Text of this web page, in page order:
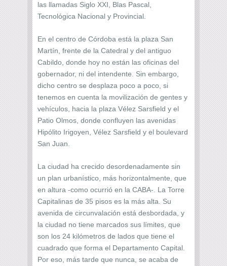
las llamadas Siglo XXI, Blas Pascal,
Tecnológica Nacional y Provincial.
En el centro de Córdoba está la plaza San
Martín, frente de la Catedral y del antiguo
Cabildo, donde hoy no están las oficinas del
gobernador, ni del intendente. Sin embargo,
dicho centro se desplaza poco a poco, si
tenemos en cuenta la movilización de gentes y
vehículos, hacia la plaza Vélez Sarsfield y el
Patio Olmos, donde confluyen las avenidas
Hipólito Irigoyen, Vélez Sarsfield y el boulevard
San Juan.
La ciudad ha crecido desordenadamente sin
un plan urbanístico, más horizontalmente, que
en altura -como ocurrió en la CABA-. La Torre
Capitalinas de 35 pisos es la más alta. Su
avenida de circunvalación está desbordada, y
la ciudad no tiene marcados sus límites, que
son los 24 kilómetros de lados que tiene el
cuadrado que forma el Departamento Capital.
Por eso, más tarde que nunca, se acaba de